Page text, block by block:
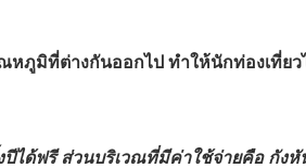
หภูมิที่ต่างกันออกไป ทำให้นักท่องเที่ยว
ได้ฟรี ส่วนบริเวณที่มีค่าใช้จ่ายคือ กังหั